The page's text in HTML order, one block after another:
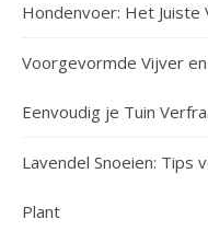
Hondenvoer: Het
Voorgevormde Vijver
Eenvoudig je Tuin
Lavendel Snoeien: Tips
Plant